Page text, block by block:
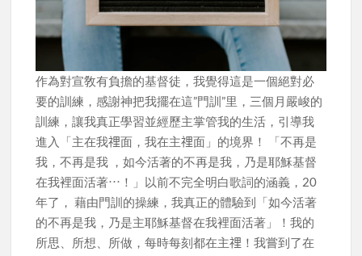
作為對宣敎有負擔的基督徒，我覺得這是一個絕對必
要的訓練，感謝神把我擺在這”門訓”里，三個月嚴峻的
訓練，讓我真正學習並經歷主掌管我的生活，引導我
進入「主在我𥚃面，我在主𥚃面」的境界！ 「不再是
我，不再是我 ，如今活著的不再是我，乃是耶穌基督
在我裡面活著⋯！」以前不完全明白歌詞的涵義，20
年了， 藉由門訓的操練，我真正的體驗到「如今活著
的不再是我，乃是主耶穌基督在我裡面活著」！我的
所思、所想、所做，每時每刻都在主𥚃！我嘗到了在